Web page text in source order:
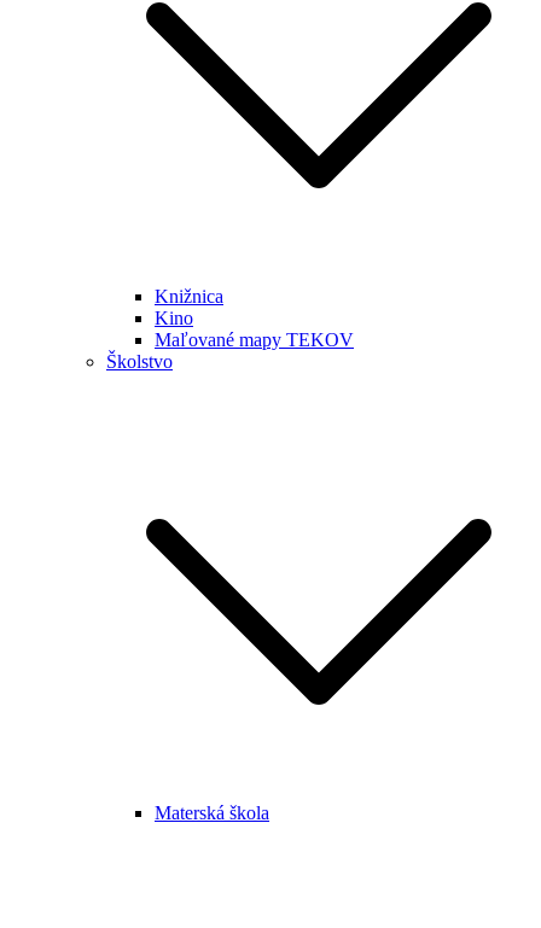
Knižnica
Kino
Maľované mapy TEKOV
Školstvo
Materská škola